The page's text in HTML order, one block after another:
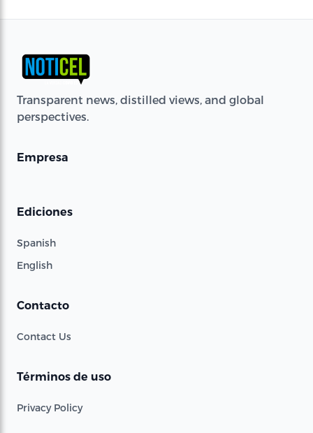
Transparent news, distilled views, and global
perspectives.
Empresa
Ediciones
Spanish
English
Contacto
Contact Us
Términos de uso
Privacy Policy